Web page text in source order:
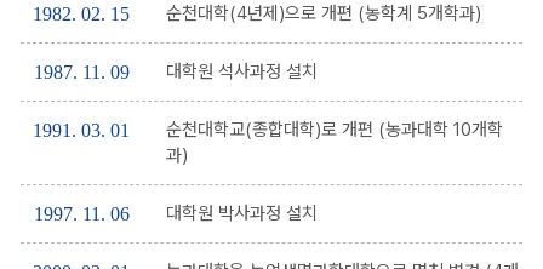
1982. 02. 15 순천대학(4년제)으로 개편 (농학계 5개학과)
1987. 11. 09 대학원 석사과정 설치
1991. 03. 01
순천대학교(종합대학)로 개편 (농과대학 10개학
과)
1997. 11. 06 대학원 박사과정 설치